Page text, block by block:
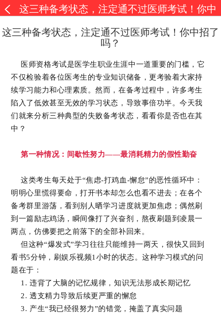
这三种备考状态，注定通不过医师考试！你中
招了吗？
这三种备考状态，注定通不过医师考试！你中招了
吗？
医师资格考试是医学生职业生涯中一道重要的门槛，它
不仅检验着各位医考生的专业知识储备，更考验着大家持
续学习能力和心理素质。然而，在备考过程中，许多考生
陷入了低效甚至无效的学习状态，导致事倍功半。今天我
们就来分析三种典型的失败备考状态，看看你是否也在其
中？
第一种情况：间歇性努力——最消耗精力的假性勤奋
这类考生每天处于“焦虑-打鸡血-懈怠”的恶性循环中：
明明心里慌得要命，打开书本却怎么也看不进去；在各个
备考群里游荡，看到别人晒学习进度就更加焦虑；偶然刷
到一篇励志鸡汤，瞬间像打了兴奋剂，熬夜刷题到凌晨一
两点，仿佛要把之前落下的全部补回来。
但这种“爆发式”学习往往只能维持一两天，很快又回到
看书5分钟，刷娱乐视频1小时的状态。这种学习模式的问
题在于：
1. 违背了大脑的记忆规律，知识无法形成长期记忆
2. 透支精力导致后续更严重的懈怠
3. 产生“我已经很努力”的错觉，掩盖了真实问题